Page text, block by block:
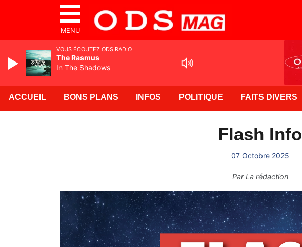
MENU
ACCUEIL BONS PLANS INFOS POLITIQUE FAITS DIVERS
Flash Info
07 Octobre 2025
ParLa rédaction
VOUS ÉCOUTEZ ODS RADIO
The Rasmus
In The Shadows